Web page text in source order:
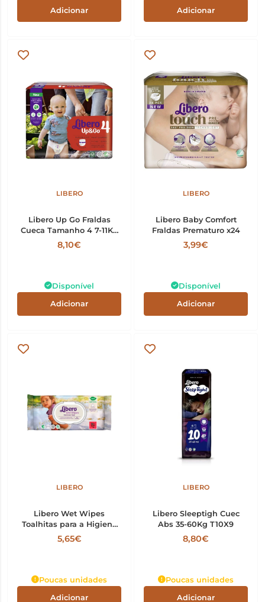
Adicionar Adicionar
LIBERO
Libero Up Go Fraldas
Cueca Tamanho 4 7-11Kg
x24
8,10€
Disponível
Adicionar
LIBERO
Libero Baby Comfort
Fraldas Prematuro x24
3,99€
Disponível
Adicionar
LIBERO
Libero Wet Wipes
Toalhitas para a Higiene
do Bebé x64
5,65€
Poucas unidades
Adicionar
LIBERO
Libero Sleeptigh Cuec
Abs 35-60Kg T10X9
8,80€
Poucas unidades
Adicionar